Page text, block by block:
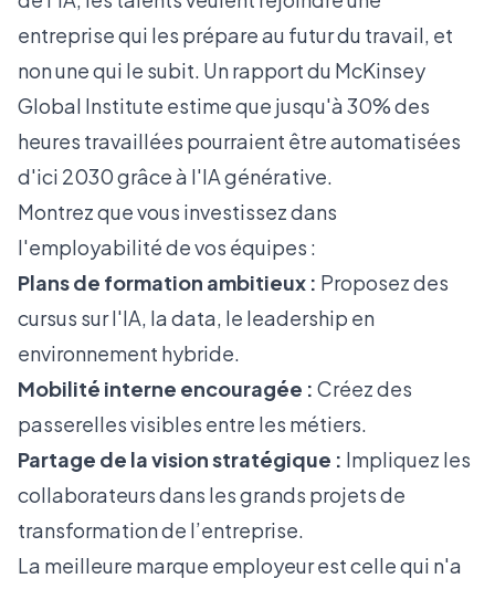
entreprise qui les prépare au futur du travail, et
non une qui le subit. Un rapport du McKinsey
Global Institute estime que jusqu'à 30% des
heures travaillées pourraient être automatisées
d'ici 2030 grâce à l'IA générative.
Montrez que vous investissez dans
l'employabilité de vos équipes :
Plans de formation ambitieux : Proposez des
cursus sur l'IA, la data, le leadership en
environnement hybride.
Mobilité interne encouragée : Créez des
passerelles visibles entre les métiers.
Partage de la vision stratégique : Impliquez les
collaborateurs dans les grands projets de
transformation de l’entreprise.
La meilleure marque employeur est celle qui n'a